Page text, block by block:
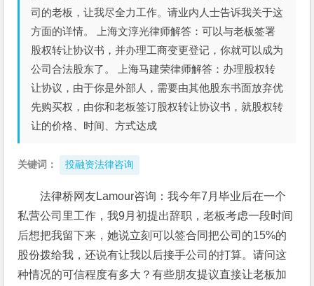
司的老板，让我尽全力工作。请业内人士告诉我关于这
方面的详情。 上海文淳光律师解答：可以与老板签署
股权转让协议书，并办理工商变更登记，你就可以成为
公司合法股东了。 上海马建荣律师解答：办理股权转
让协议，由于你是外部人，需要由其他股东书面放弃优
先购买权，由你和老板签订股权转让协议书，就股权转
让的价格、时间、方式达成
关键词： 投融资法律咨询
法律桥网友Lamour咨询：我今年7月毕业后在一个
私营公司里工作，我9月初提出辞职，老板考虑一段时间
后想把我留下来，她说立刻可以签合同把公司的15%的
股份拨给我，还说有让我以后接手公司的打算。请问这
种情况的可信程度有多大？有些朋友提议直接让老板加